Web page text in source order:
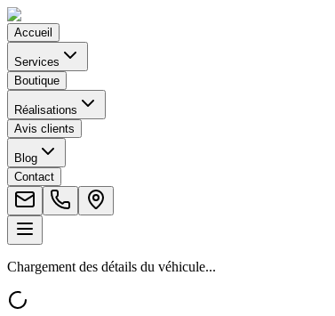
Accueil
Services
Boutique
Réalisations
Avis clients
Blog
Contact
Chargement des détails du véhicule...